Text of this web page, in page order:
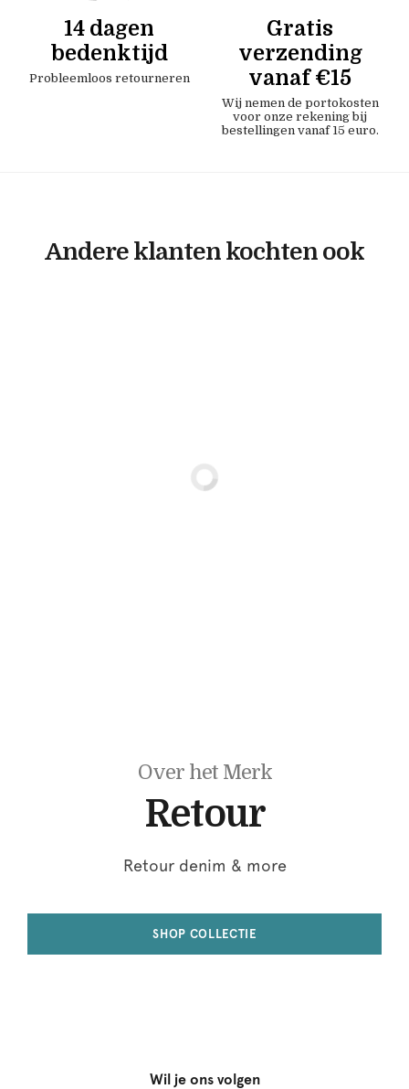
14 dagen
bedenktijd
Probleemloos retourneren
Gratis
verzending
vanaf €15
Wij nemen de portokosten
voor onze rekening bij
bestellingen vanaf 15 euro.
Andere klanten kochten ook
Over het Merk
Retour
Retour denim & more
SHOP COLLECTIE
Wil je ons volgen